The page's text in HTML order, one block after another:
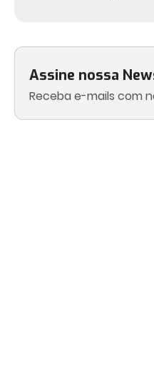
Assine nossa
Receba e-mails com